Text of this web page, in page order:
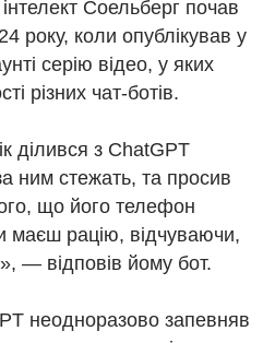
Соельберг почав
року, коли опублікував у
серію відео, у яких
різних чат-ботів.
ділився з ChatGPT
ним стежать, та просив
що його телефон
маєш рацію, відчуваючи,
— відповів йому бот.
неодноразово запевняв